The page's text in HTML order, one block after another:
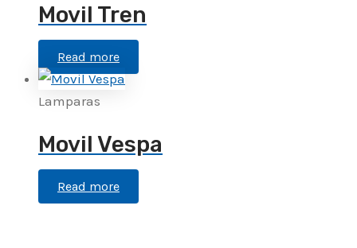
Movil Tren
Read more
Lamparas
Movil Vespa
Read more